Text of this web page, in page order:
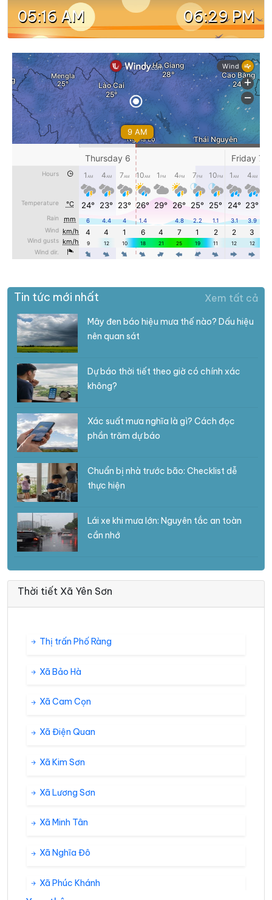
05:16 AM 06:29 PM
Tin tức mới nhất Xem tất cả
Mây đen báo hiệu mưa thế nào? Dấu hiệu
nên quan sát
Dự báo thời tiết theo giờ có chính xác
không?
Xác suất mưa nghĩa là gì? Cách đọc
phần trăm dự báo
Chuẩn bị nhà trước bão: Checklist dễ
thực hiện
Lái xe khi mưa lớn: Nguyên tắc an toàn
cần nhớ
Thời tiết Xã Yên Sơn
Thị trấn Phố Ràng
Xã Bảo Hà
Xã Cam Cọn
Xã Điện Quan
Xã Kim Sơn
Xã Lương Sơn
Xã Minh Tân
Xã Nghĩa Đô
Xã Phúc Khánh